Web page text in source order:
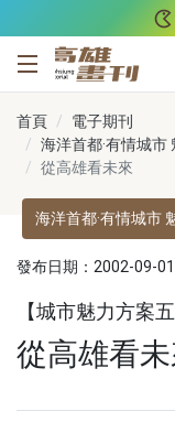
高雄畫刊
首頁
電子期刊
海洋首都·有情城市
從高雄看未來
海洋首都·有情城市
發布日期：2002-09-01
【城市魅力方案
從高雄看